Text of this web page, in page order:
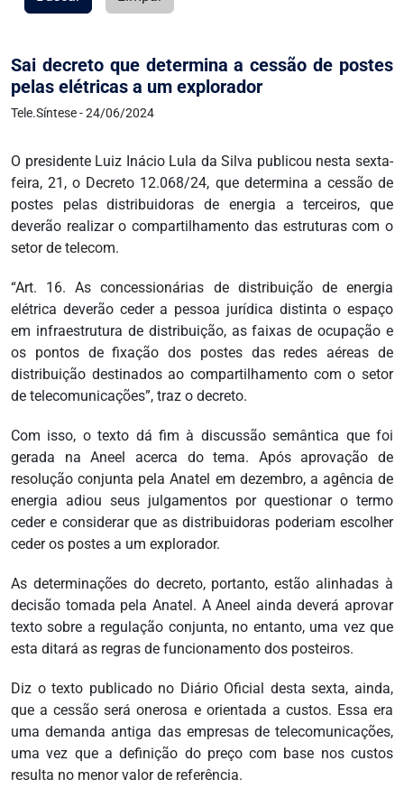
Sai decreto que determina a cessão de postes
pelas elétricas a um explorador
Tele.Síntese - 24/06/2024
O presidente Luiz Inácio Lula da Silva publicou nesta sexta-
feira, 21, o Decreto 12.068/24, que determina a cessão de
postes pelas distribuidoras de energia a terceiros, que
deverão realizar o compartilhamento das estruturas com o
setor de telecom.
“Art. 16. As concessionárias de distribuição de energia
elétrica deverão ceder a pessoa jurídica distinta o espaço
em infraestrutura de distribuição, as faixas de ocupação e
os pontos de fixação dos postes das redes aéreas de
distribuição destinados ao compartilhamento com o setor
de telecomunicações”, traz o decreto.
Com isso, o texto dá fim à discussão semântica que foi
gerada na Aneel acerca do tema. Após aprovação de
resolução conjunta pela Anatel em dezembro, a agência de
energia adiou seus julgamentos por questionar o termo
ceder e considerar que as distribuidoras poderiam escolher
ceder os postes a um explorador.
As determinações do decreto, portanto, estão alinhadas à
decisão tomada pela Anatel. A Aneel ainda deverá aprovar
texto sobre a regulação conjunta, no entanto, uma vez que
esta ditará as regras de funcionamento dos posteiros.
Diz o texto publicado no Diário Oficial desta sexta, ainda,
que a cessão será onerosa e orientada a custos. Essa era
uma demanda antiga das empresas de telecomunicações,
uma vez que a definição do preço com base nos custos
resulta no menor valor de referência.